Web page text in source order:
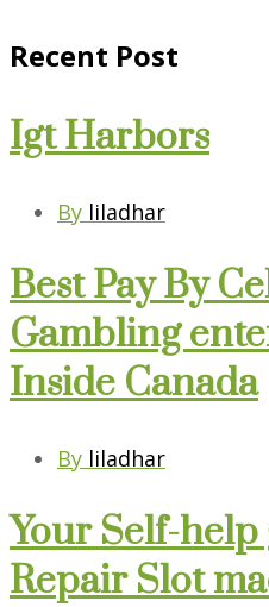
Recent Post
Igt Harbors
By liladhar
Best Pay By
Gambling
Inside Canada
By liladhar
Your Self-help
Repair Slot